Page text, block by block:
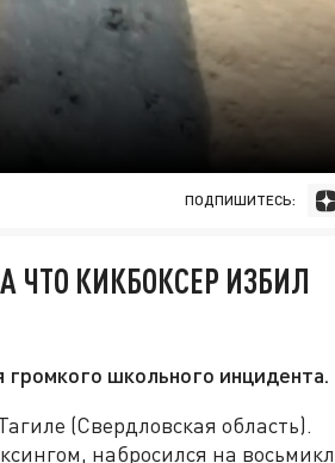
ПОДПИШИТЕСЬ:
ЧТО КИКБОКСЕР ИЗБИЛ
школьного инцидента.
(Свердловская область).
набросился на